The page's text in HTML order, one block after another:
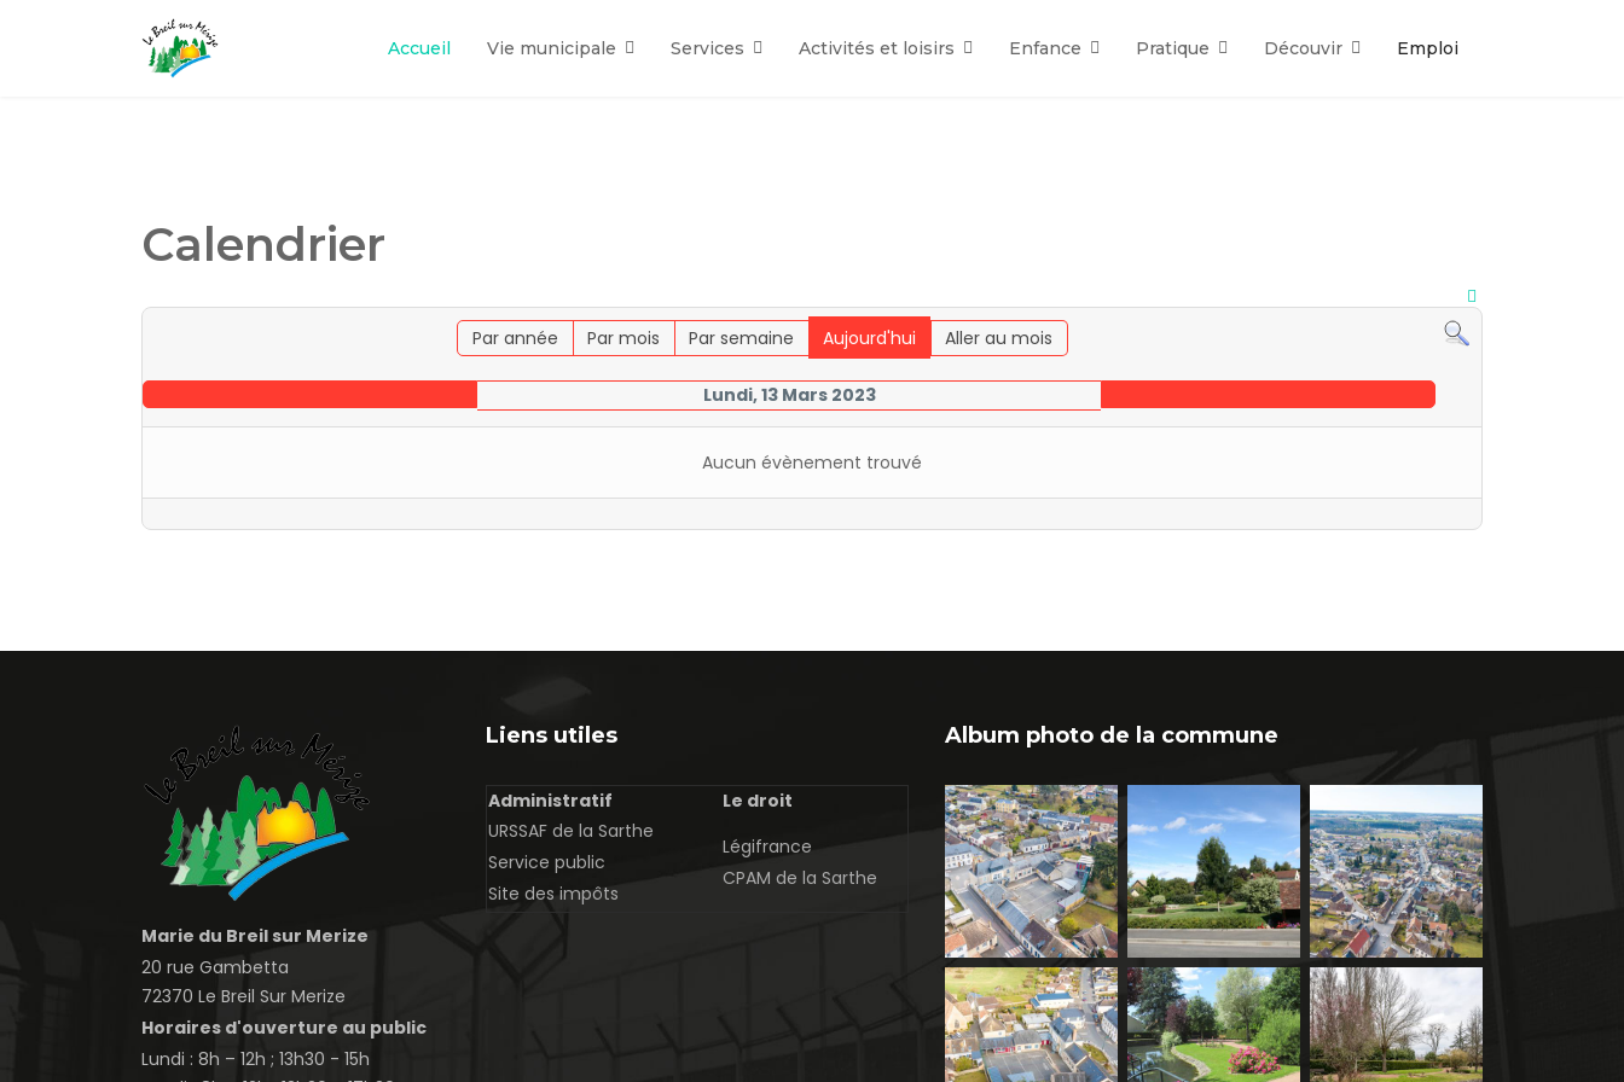
Accueil Vie municipale Services Activités et loisirs Enfance Pratique Découvir Emploi
Calendrier
Par année Par mois Par semaine Aujourd'hui Aller au mois
Lundi, 13 Mars 2023
Aucun évènement trouvé
Marie du Breil sur Merize
20 rue Gambetta
72370 Le Breil Sur Merize
Horaires d'ouverture au public
Lundi : 8h – 12h ; 13h30 - 15h
Liens utiles
Administratif
Le droit
URSSAF de la Sarthe
Service public
Site des impôts
Légifrance
CPAM de la Sarthe
Album photo de la commune